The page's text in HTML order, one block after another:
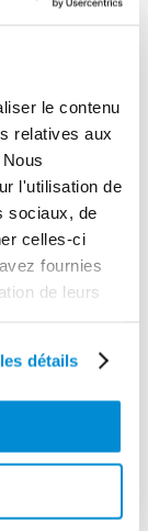
le contenu
relatives aux
l'utilisation de
sociaux, de
celles-ci
fournies
de leurs
détails